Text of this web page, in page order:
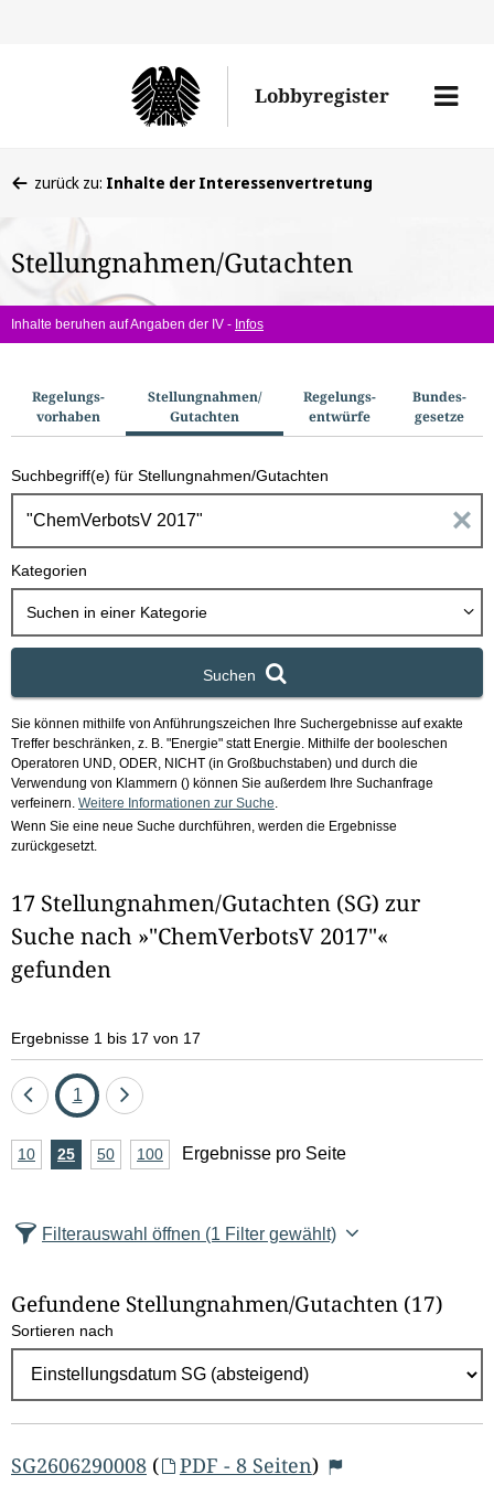
den
Lobbyregister
Menü
befinden
hier:
zurück zu: Inhalte der Interessenvertretung
Stellungnahmen/Gutachten
Inhalte beruhen auf Angaben der IV - Infos
u
c
h
o
Regelungs­
vorhaben
Stellungnahmen/​
Gutachten
Regelungs­
entwürfe
Bundes­
gesetze
Suchbegriff(e) für Stellungnahmen/Gutachten
n
g
a
n
Kategorien
Suchen in einer Kategorie
Suchen
Sie können mithilfe von Anführungszeichen Ihre Suchergebnisse auf exakte
Treffer beschränken, z. B. "Energie" statt Energie. Mithilfe der booleschen
Operatoren UND, ODER, NICHT (in Großbuchstaben) und durch die
Verwendung von Klammern () können Sie außerdem Ihre Suchanfrage
verfeinern. Weitere Informationen zur Suche
Wenn Sie eine neue Suche durchführen, werden die Ergebnisse
zurückgesetzt.
17 Stellungnahmen/Gutachten (SG) zur
Suche nach »"ChemVerbotsV 2017"«
gefunden
Ergebnisse 1 bis 17 von 17
Eine
zurück
Seite
1
Eine
vor
A
z
l
E
g
e
b
10Ergebnisse
25Ergebnisse
50Ergebnisse
100Ergebnisse
Ergebnisse pro Seite
Filterauswahl öffnen (1 Filter gewählt)
Gefundene Stellungnahmen/⁠Gutachten (17)
Sortieren nach
SG2606290008 ( PDF - 8 Seiten)